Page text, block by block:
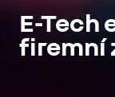
E-Tech
firemní